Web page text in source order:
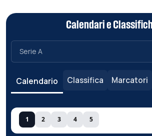
Calendari e
Calendario Classifica Marcatori
1 2 3 4 5